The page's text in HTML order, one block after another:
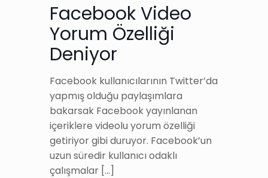
Facebook Video
Yorum Özelliği
Deniyor
Facebook kullanıcılarının Twitter’da
yapmış olduğu paylaşımlara
bakarsak Facebook yayınlanan
içeriklere videolu yorum özelliği
getiriyor gibi duruyor. Facebook’un
uzun süredir kullanıcı odaklı
çalışmalar […]